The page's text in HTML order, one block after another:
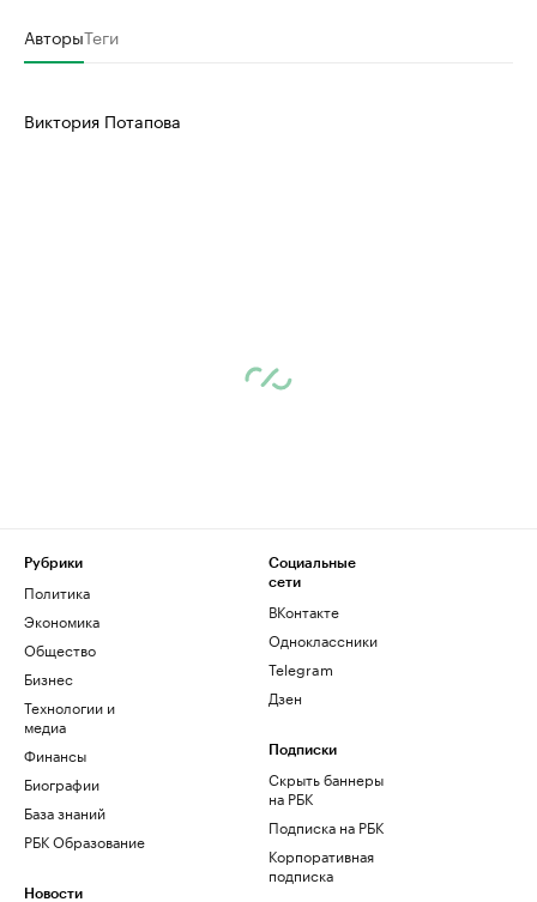
АвторыТеги
Виктория Потапова
Рубрики
Политика
Экономика
Общество
Бизнес
Технологии и
медиа
Финансы
Биографии
База знаний
РБК Образование
Новости
Социальные
сети
ВКонтакте
Одноклассники
Telegram
Дзен
Подписки
Скрыть баннеры
на РБК
Подписка на РБК
Корпоративная
подписка